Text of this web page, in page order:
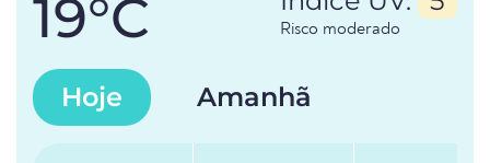
19°C Risco moderado
Hoje Amanhã